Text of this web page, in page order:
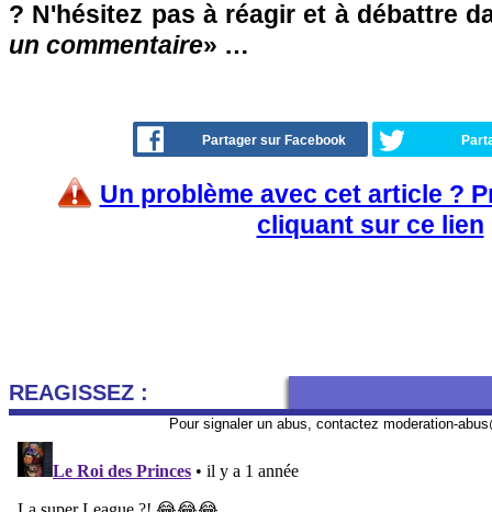
? N'hésitez pas à réagir et à débattre
un commentaire» …
Partager sur Facebook
Un problème avec cet article ?
cliquant sur ce lien
REAGISSEZ :
Pour signaler un abus, contactez moderation-